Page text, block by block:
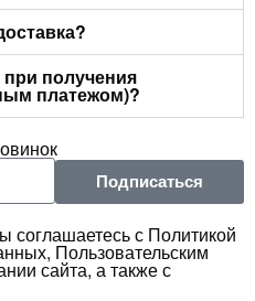
получения
платежом)?
Подписаться
с Политикой
Пользовательским
сайта, а также с